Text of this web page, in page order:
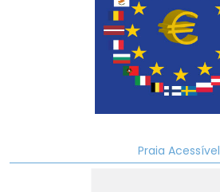
Praia Acessível